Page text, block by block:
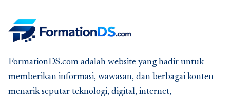
FormationDS.com adalah website yang hadir untuk
memberikan informasi, wawasan, dan berbagai konten
menarik seputar teknologi, digital, internet,